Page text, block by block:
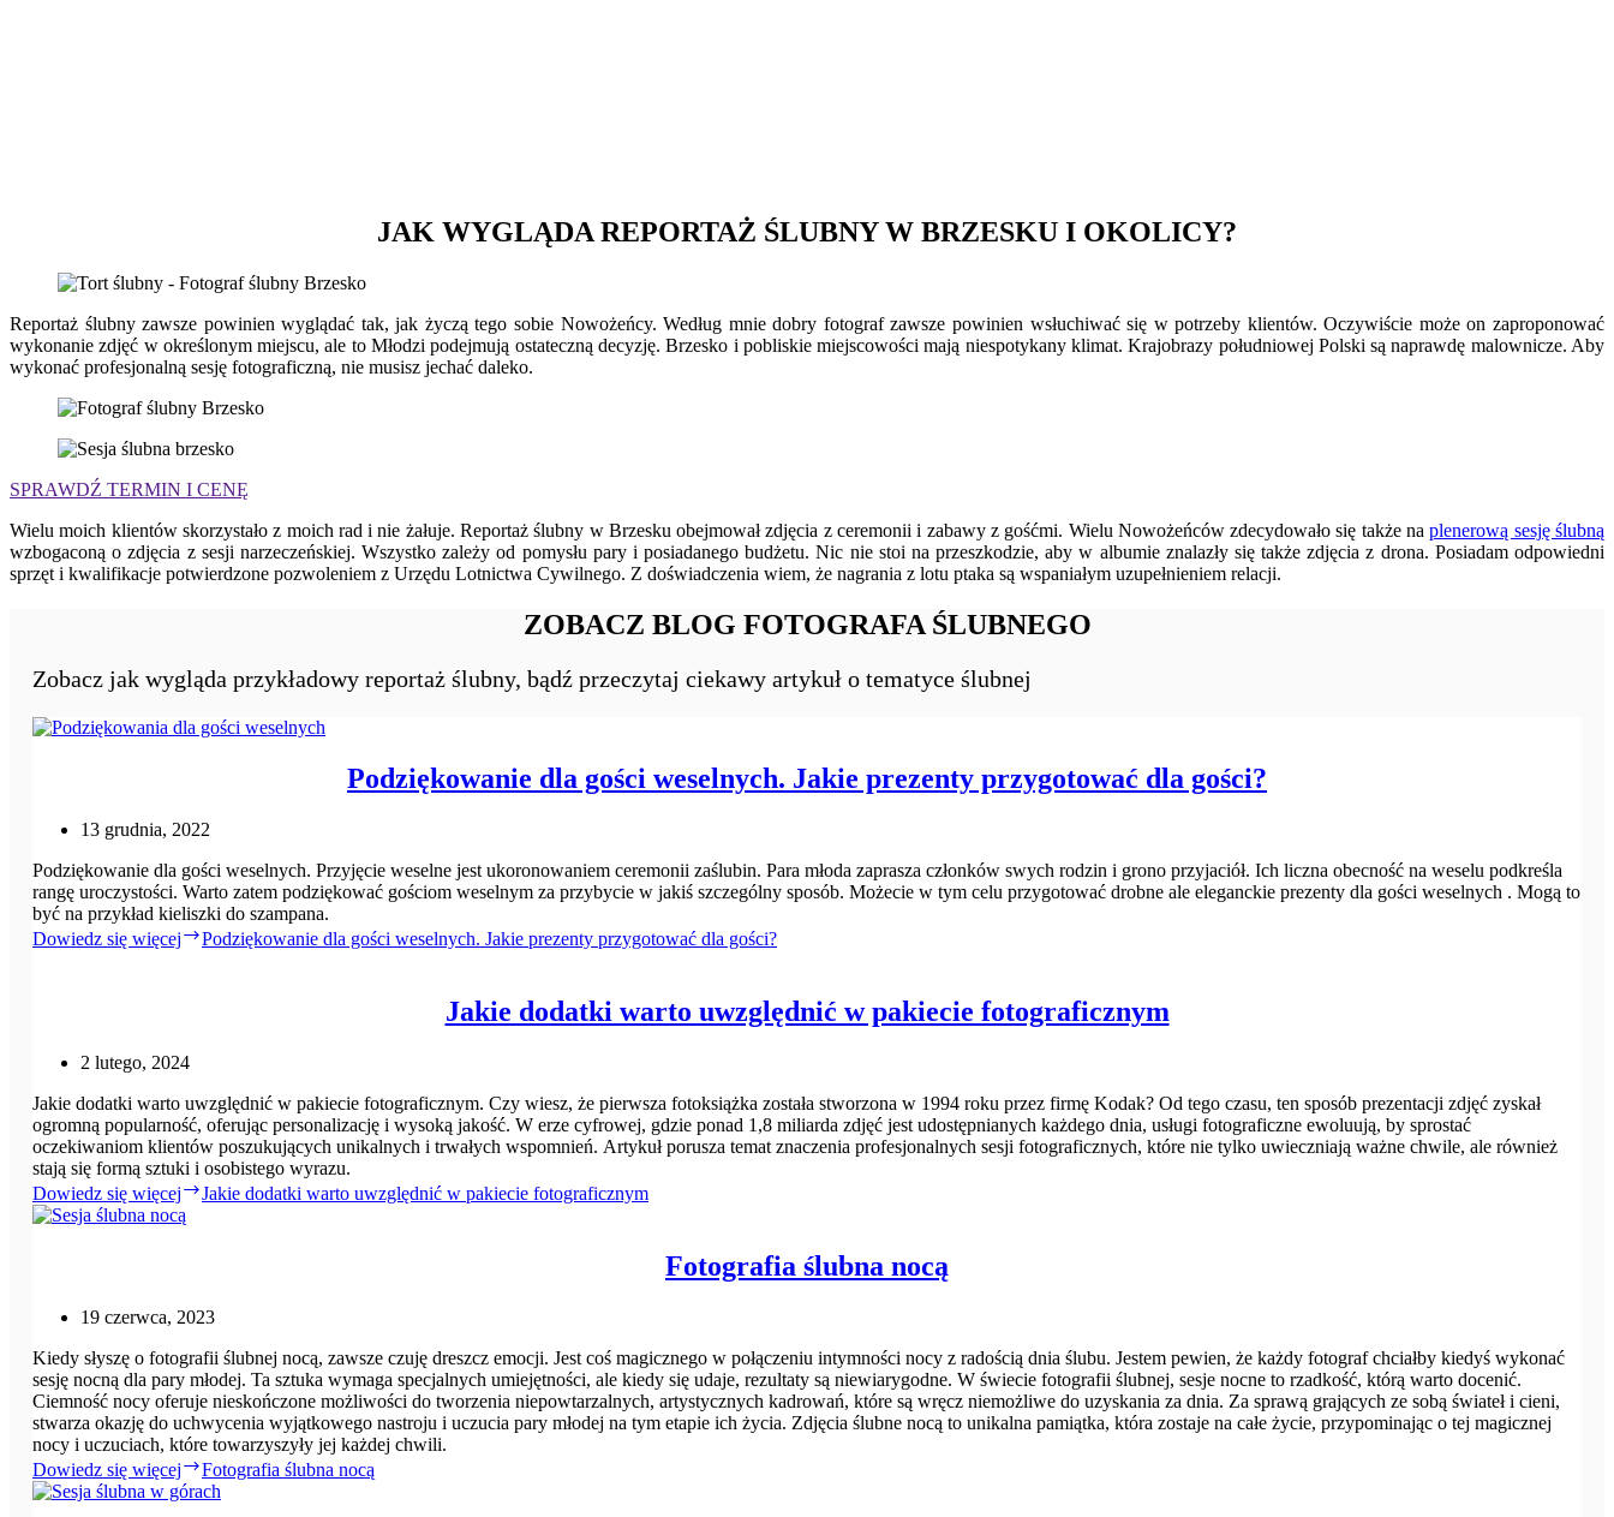
JAK WYGLĄDA REPORTAŻ ŚLUBNY W BRZESKU I OKOLICY?
Reportaż ślubny zawsze powinien wyglądać tak, jak życzą tego sobie Nowożeńcy. Według mnie dobry fotograf zawsze powinien wsłuchiwać się w potrzeby klientów. Oczywiście może on zaproponować
wykonanie zdjęć w określonym miejscu, ale to Młodzi podejmują ostateczną decyzję. Brzesko i pobliskie miejscowości mają niespotykany klimat. Krajobrazy południowej Polski są naprawdę malownicze. Aby
wykonać profesjonalną sesję fotograficzną, nie musisz jechać daleko.
SPRAWDŹ TERMIN I CENĘ
Wielu moich klientów skorzystało z moich rad i nie żałuje. Reportaż ślubny w Brzesku obejmował zdjęcia z ceremonii i zabawy z gośćmi. Wielu Nowożeńców zdecydowało się także naplenerową sesję ślubną
wzbogaconą o zdjęcia z sesji narzeczeńskiej. Wszystko zależy od pomysłu pary i posiadanego budżetu. Nic nie stoi na przeszkodzie, aby w albumie znalazły się także zdjęcia z drona. Posiadam odpowiedni
sprzęt i kwalifikacje potwierdzone pozwoleniem z Urzędu Lotnictwa Cywilnego. Z doświadczenia wiem, że nagrania z lotu ptaka są wspaniałym uzupełnieniem relacji.
ZOBACZ BLOG FOTOGRAFA ŚLUBNEGO
Zobacz jak wygląda przykładowy reportaż ślubny, bądź przeczytaj ciekawy artykuł o tematyce ślubnej
Podziękowanie dla gości weselnych. Jakie prezenty przygotować dla gości?
13 grudnia, 2022
Podziękowanie dla gości weselnych. Przyjęcie weselne jest ukoronowaniem ceremonii zaślubin. Para młoda zaprasza członków swych rodzin i grono przyjaciół. Ich liczna obecność na weselu podkreśla
rangę uroczystości. Warto zatem podziękować gościom weselnym za przybycie w jakiś szczególny sposób. Możecie w tym celu przygotować drobne ale eleganckie prezenty dla gości weselnych . Mogą to
być na przykład kieliszki do szampana.
Dowiedz się więcej
Podziękowanie dla gości weselnych. Jakie prezenty przygotować dla gości?
Jakie dodatki warto uwzględnić w pakiecie fotograficznym
2 lutego, 2024
Jakie dodatki warto uwzględnić w pakiecie fotograficznym. Czy wiesz, że pierwsza fotoksiążka została stworzona w 1994 roku przez firmę Kodak? Od tego czasu, ten sposób prezentacji zdjęć zyskał
ogromną popularność, oferując personalizację i wysoką jakość. W erze cyfrowej, gdzie ponad 1,8 miliarda zdjęć jest udostępnianych każdego dnia, usługi fotograficzne ewoluują, by sprostać
oczekiwaniom klientów poszukujących unikalnych i trwałych wspomnień. Artykuł porusza temat znaczenia profesjonalnych sesji fotograficznych, które nie tylko uwieczniają ważne chwile, ale również
stają się formą sztuki i osobistego wyrazu.
Dowiedz się więcej
Jakie dodatki warto uwzględnić w pakiecie fotograficznym
Fotografia ślubna nocą
19 czerwca, 2023
Kiedy słyszę o fotografii ślubnej nocą, zawsze czuję dreszcz emocji. Jest coś magicznego w połączeniu intymności nocy z radością dnia ślubu. Jestem pewien, że każdy fotograf chciałby kiedyś wykonać
sesję nocną dla pary młodej. Ta sztuka wymaga specjalnych umiejętności, ale kiedy się udaje, rezultaty są niewiarygodne. W świecie fotografii ślubnej, sesje nocne to rzadkość, którą warto docenić.
Ciemność nocy oferuje nieskończone możliwości do tworzenia niepowtarzalnych, artystycznych kadrowań, które są wręcz niemożliwe do uzyskania za dnia. Za sprawą grających ze sobą świateł i cieni,
stwarza okazję do uchwycenia wyjątkowego nastroju i uczucia pary młodej na tym etapie ich życia. Zdjęcia ślubne nocą to unikalna pamiątka, która zostaje na całe życie, przypominając o tej magicznej
nocy i uczuciach, które towarzyszyły jej każdej chwili.
Dowiedz się więcej
Fotografia ślubna nocą